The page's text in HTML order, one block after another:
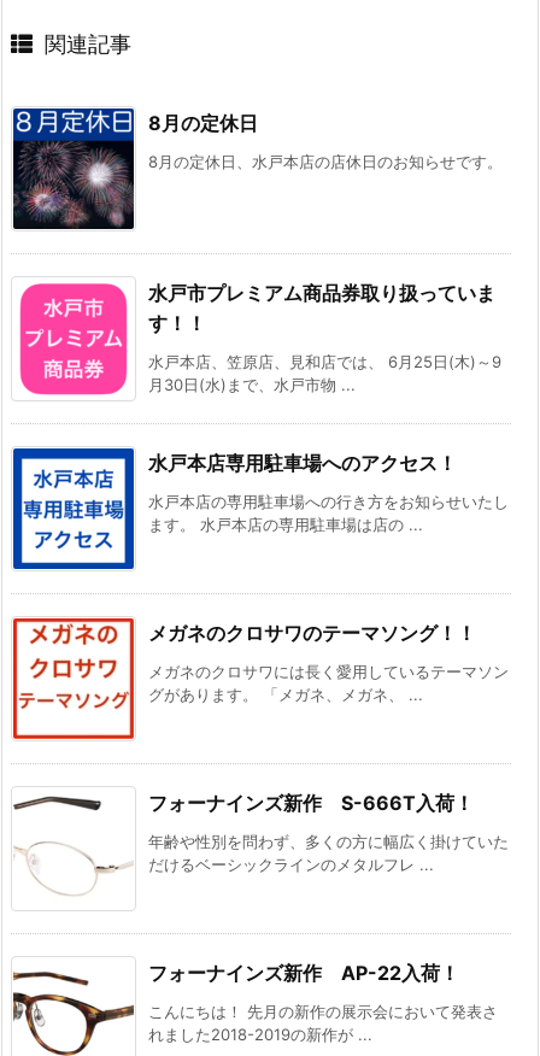
関連記事
8月の定休日
8月の定休日、水戸本店の店休日のお知らせです。
水戸市プレミアム商品券取り扱っていま
す！！
水戸本店、笠原店、見和店では、 6月25日(木)～9
月30日(水)まで、水戸市物 ...
水戸本店専用駐車場へのアクセス！
水戸本店の専用駐車場への行き方をお知らせいたし
ます。 水戸本店の専用駐車場は店の ...
メガネのクロサワのテーマソング！！
メガネのクロサワには長く愛用しているテーマソン
グがあります。 「メガネ、メガネ、 ...
フォーナインズ新作 S-666T入荷！
年齢や性別を問わず、多くの方に幅広く掛けていた
だけるベーシックラインのメタルフレ ...
フォーナインズ新作 AP-22入荷！
こんにちは！ 先月の新作の展示会において発表さ
れました2018-2019の新作が ...